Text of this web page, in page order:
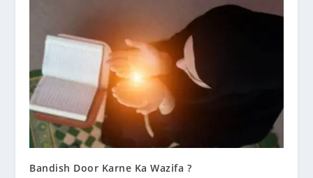
Bandish Door Karne Ka Wazifa ?